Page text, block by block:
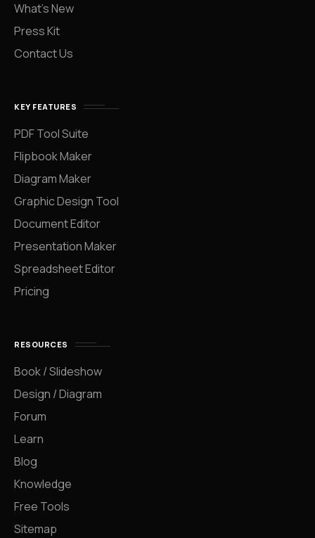
What’s New
Press Kit
Contact Us
KEY FEATURES
PDF Tool Suite
Flipbook Maker
Diagram Maker
Graphic Design Tool
Document Editor
Presentation Maker
Spreadsheet Editor
Pricing
RESOURCES
Book / Slideshow
Design / Diagram
Forum
Learn
Blog
Knowledge
Free Tools
Sitemap